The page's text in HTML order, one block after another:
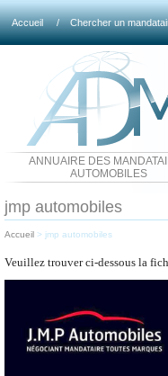
Accueil / Chercher un
ANNUAIRE DES
AUTOMOBILES
jmp automobiles
Accueil > jmp automobiles
Veuillez trouver ci-dessous la